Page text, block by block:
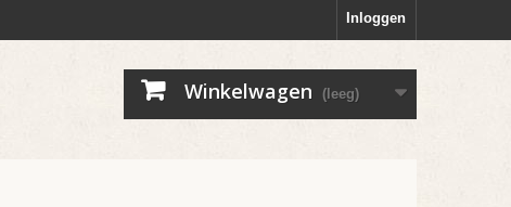
Inloggen
Winkelwagen (leeg)